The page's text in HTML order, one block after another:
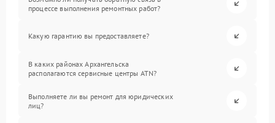
процессе выполнения ремонтных работ?
Какую гарантию вы предоставляете?
В каких районах Архангельска
располагаются сервисные центры ATN?
Выполняете ли вы ремонт для юридических
лиц?